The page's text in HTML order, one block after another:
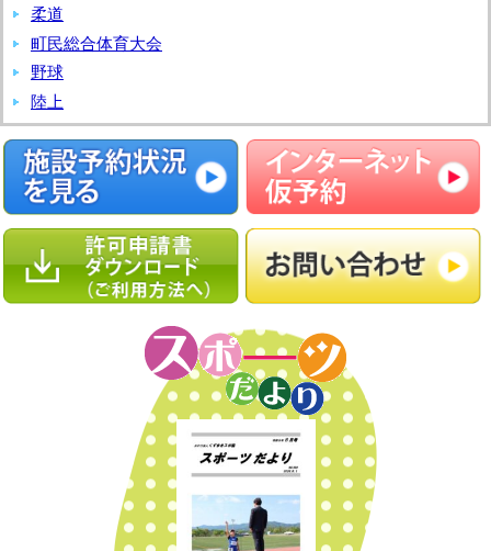
柔道
町民総合体育大会
野球
陸上